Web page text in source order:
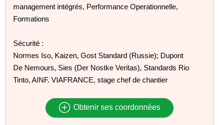
management intégrés, Performance Operationnelle,
Formations
Sécurité :
Normes Iso, Kaizen, Gost Standard (Russie); Dupont
De Nemours, Sies (Der Nostke Veritas), Standards Rio
Tinto, AINF. VIAFRANCE, stage chef de chantier
Obtenir ses coordonnées